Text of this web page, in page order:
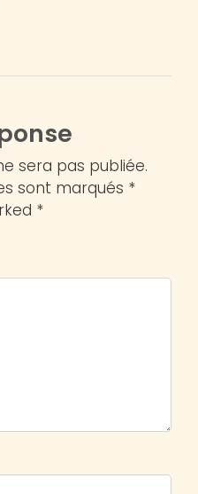
sera pas publiée.
sont marqués *
*